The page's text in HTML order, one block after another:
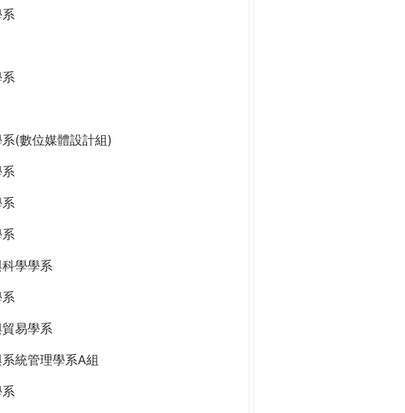
(數位媒體設計組)
學學系
易學系
統管理學系A組